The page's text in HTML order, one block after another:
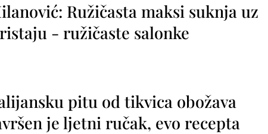
Ružičasta maksi suknja uz
- ružičaste salonke
pitu od tikvica obožava
je ljetni ručak, evo recepta